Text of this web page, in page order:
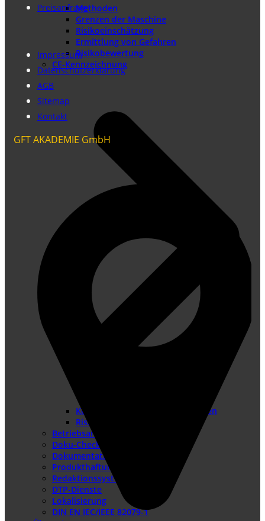
Methoden
Grenzen der Maschine
Risikoeinschätzung
Ermittlung von Gefahren
Risikobewertung
CE-Kennzeichnung
Konformitätsbewertungsverfahren
Risikobeurteilung
Betriebsanleitung erstellen
Doku-Check
Dokumentationsüberarbeitung
Produkthaftung USA
Redaktionssysteme
DTP-Dienste
Lokalisierung
DIN EN IEC/IEEE 82079-1
Preisanfrage
Impressum
Datenschutzerklärung
AGB
Sitemap
Kontakt
GFT AKADEMIE GmbH